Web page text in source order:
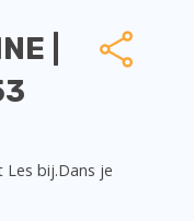
|
Les bij.Dans je